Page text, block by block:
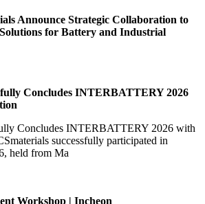
Announce Strategic Collaboration to
for Battery and Industrial
Concludes INTERBATTERY 2026
Concludes INTERBATTERY 2026 with
successfully participated in
held from Ma
Workshop | Incheon